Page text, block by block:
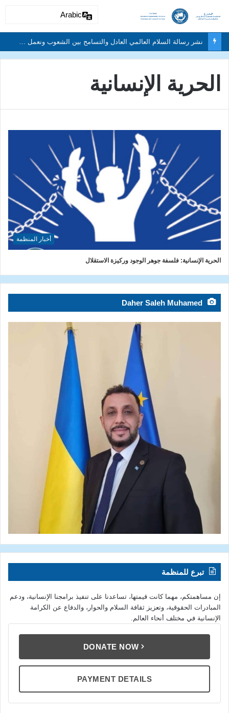
الحرية الإنسانية
أخبار المنظمة
الحرية الإنسانية: فلسفة جوهر الوجود وركيزة الاستقلال
Daher Saleh Muhamed
تبرع للمنظمة
إن مساهمتكم، مهما كانت قيمتها، تساعدنا على تنفيذ برامجنا الإنسانية، ودعم
المبادرات الحقوقية، وتعزيز ثقافة السلام والحوار، والدفاع عن الكرامة
الإنسانية في مختلف أنحاء العالم.
DONATE NOW
PAYMENT DETAILS
Arabic